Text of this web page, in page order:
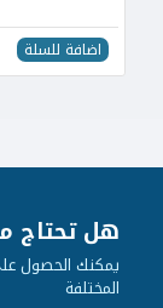
اضافة للسلة
هل تحتاج
يمكنك الحصول
المختلفة